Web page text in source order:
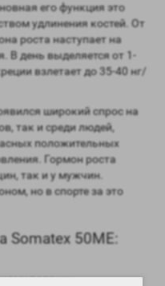
его функция это
удлинения костей. От
роста наступает на
В день выделяется от 1-
взлетает до 35-40 нг/
широкий спрос на
так и среди людей,
положительных
Гормон роста
так и у мужчин.
но в спорте за это
Somatex 50ME:
волокну